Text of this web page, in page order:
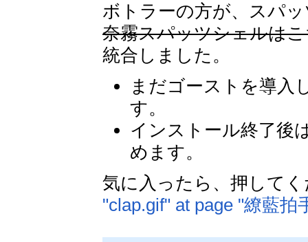
ボトラーの方が、スパ
奈霧スパッツシェルは
統合しました。
まだゴーストを導入
す。
インストール終了後
めます。
気に入ったら、押して
"clap.gif" at page "繚藍拍